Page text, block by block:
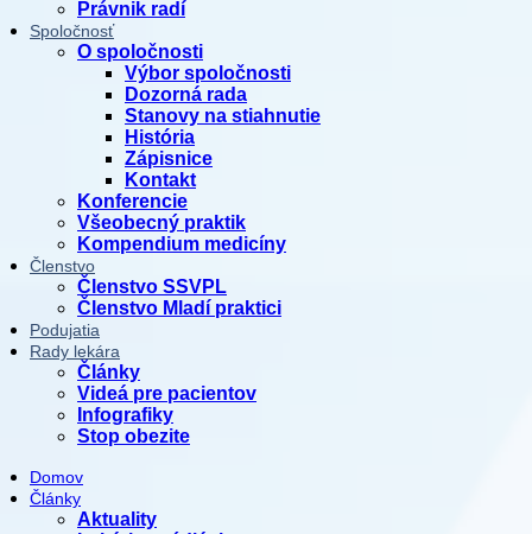
Právnik radí
Spoločnosť
O spoločnosti
Výbor spoločnosti
Dozorná rada
Stanovy na stiahnutie
História
Zápisnice
Kontakt
Konferencie
Všeobecný praktik
Kompendium medicíny
Členstvo
Členstvo SSVPL
Členstvo Mladí praktici
Podujatia
Rady lekára
Články
Videá pre pacientov
Infografiky
Stop obezite
Domov
Články
Aktuality